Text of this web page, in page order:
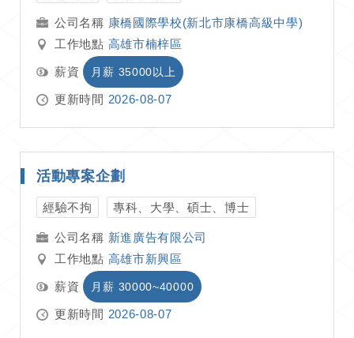
康橋國際學校(新北市康橋高級中學)
工作地點 高雄市楠梓區
薪資 月薪 35000以上
更新時間 2026-08-07
活動專案企劃
經驗不拘 專科、大學、碩士、博士
新進廣告有限公司
工作地點 高雄市新興區
薪資 月薪 30000~40000
更新時間 2026-08-07